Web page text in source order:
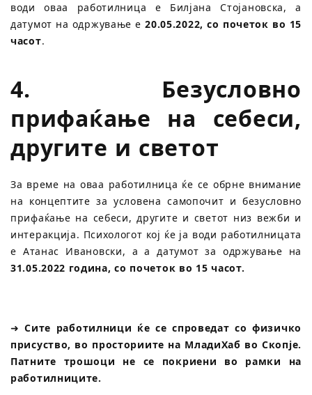
води оваа работилница е Билјана Стојановска, а
датумот на одржување е20.05.2022, со почеток во 15
часот.
4. Безусловно
прифаќање на себеси,
другите и светот
За време на оваа работилница ќе се обрне внимание
на концептите за условена самопочит и безусловно
прифаќање на себеси, другите и светот низ вежби и
интеракција. Психологот кој ќе ја води работилницата
е Атанас Ивановски, а а датумот за одржување на
31.05.2022 година, со почеток во 15 часот.
➜Сите работилници ќе се спроведат со физичко
присуство, во просториите на МладиХаб во Скопје.
Патните трошоци не се покриени во рамки на
работилниците.